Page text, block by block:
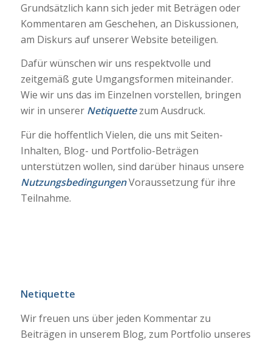
Grundsätzlich kann sich jeder mit Beträgen oder
Kommentaren am Geschehen, an Diskussionen,
am Diskurs auf unserer Website beteiligen.
Dafür wünschen wir uns respektvolle und
zeitgemäß gute Umgangsformen miteinander.
Wie wir uns das im Einzelnen vorstellen, bringen
wir in unserer Netiquettezum Ausdruck.
Für die hoffentlich Vielen, die uns mit Seiten-
Inhalten, Blog- und Portfolio-Beträgen
unterstützen wollen, sind darüber hinaus unsere
NutzungsbedingungenVoraussetzung für ihre
Teilnahme.
Netiquette
Wir freuen uns über jeden Kommentar zu
Beiträgen in unserem Blog, zum Portfolio unseres